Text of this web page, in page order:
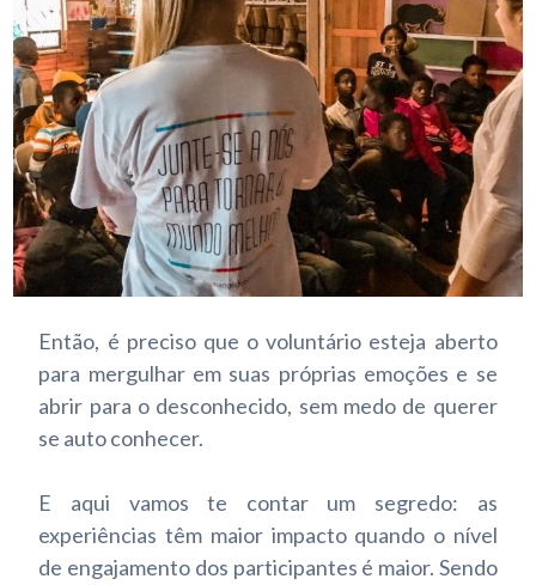
Então, é preciso que o voluntário esteja aberto
para mergulhar em suas próprias emoções e se
abrir para o desconhecido, sem medo de querer
se auto conhecer.
E aqui vamos te contar um segredo: as
experiências têm maior impacto quando o nível
de engajamento dos participantes é maior. Sendo